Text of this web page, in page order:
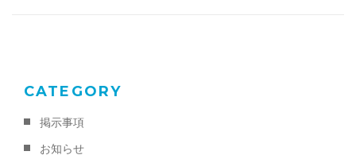
CATEGORY
掲示事項
お知らせ